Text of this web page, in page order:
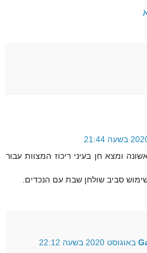
ומצא חן בעיני ריכוז המצוות עבור
סביב שולחן שבת עם הנכדים.